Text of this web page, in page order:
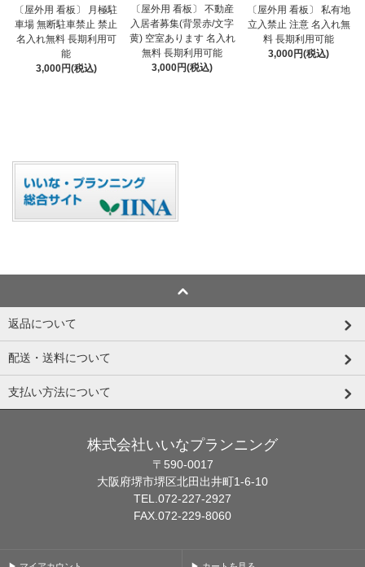
〔屋外用 看板〕 月極駐
車場 無断駐車禁止 禁止
名入れ無料 長期利用可
能
3,000円(税込)
〔屋外用 看板〕 不動産
入居者募集(背景赤/文字
黄) 空室あります 名入れ
無料 長期利用可能
3,000円(税込)
〔屋外用 看板〕 私有地
立入禁止 注意 名入れ無
料 長期利用可能
3,000円(税込)
返品について
配送・送料について
支払い方法について
株式会社いいなプランニング
〒590-0017
大阪府堺市堺区北田出井町1-6-10
TEL.072-227-2927
FAX.072-229-8060